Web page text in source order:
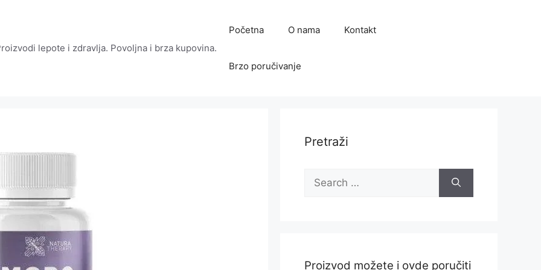
lepote i zdravlja. Povoljna i brza kupovina.
Početna O nama Kontakt
Brzo poručivanje
Pretraži
Search
for:
Proizvod možete i ovde poručiti